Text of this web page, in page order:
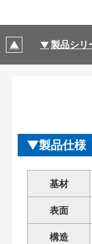
製品シリ
製品仕様
基材
表面
構造